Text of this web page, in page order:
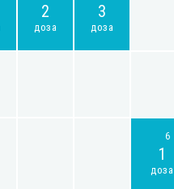
2
доза
3
доза
1
6
доза